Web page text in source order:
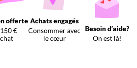
offerte
€
Achats engagés
Consommer avec
le cœur
Besoin d’aide?
On est là!